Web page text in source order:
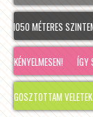
ÍGY
VELETEK EGY